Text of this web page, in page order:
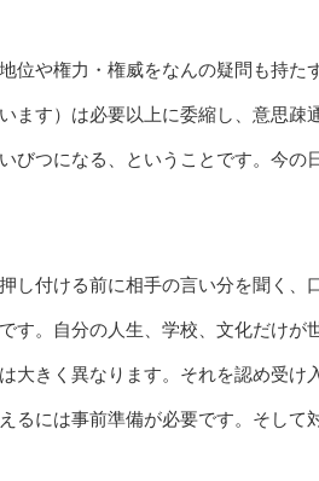
位や権力・権威をなんの疑問も持た
ます）は必要以上に委縮し、意思
びつになる、ということです。今の
し付ける前に相手の言い分を聞く、
す。自分の人生、学校、文化だけが
大きく異なります。それを認め受け
るには事前準備が必要です。そして